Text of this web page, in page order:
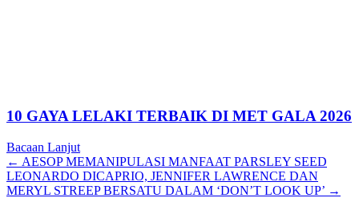
10 GAYA LELAKI TERBAIK DI MET GALA 2026
Bacaan Lanjut
Posts
navigation
← AESOP MEMANIPULASI MANFAAT PARSLEY SEED
LEONARDO DICAPRIO, JENNIFER LAWRENCE DAN
MERYL STREEP BERSATU DALAM ‘DON’T LOOK UP’ →